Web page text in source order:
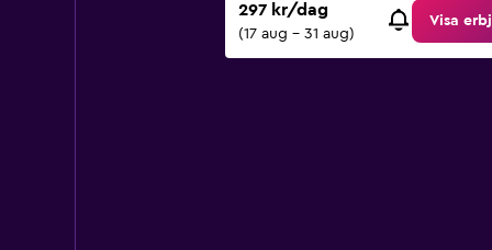
297 kr/dag
(17 aug - 31 aug)
Visa